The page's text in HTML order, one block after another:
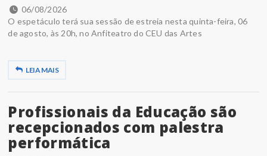
06/08/2026
O espetáculo terá sua sessão de estreia nesta quinta-feira, 06
de agosto, às 20h, no Anfiteatro do CEU das Artes
LEIA MAIS
Profissionais da Educação são
recepcionados com palestra
performática